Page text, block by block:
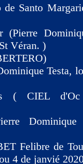
Santo
(Pierre
Véran. )
Testa,
( CIEL
Felibre de
4 de janvié